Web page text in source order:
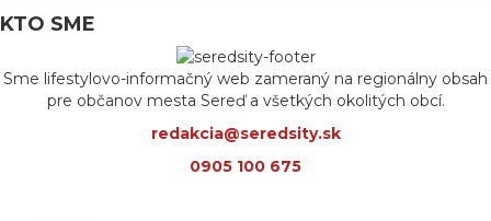
KTO SME
Sme lifestylovo-informačný web zameraný na regionálny obsah
pre občanov mesta Sereď a všetkých okolitých obcí.
redakcia@seredsity.sk
0905 100 675